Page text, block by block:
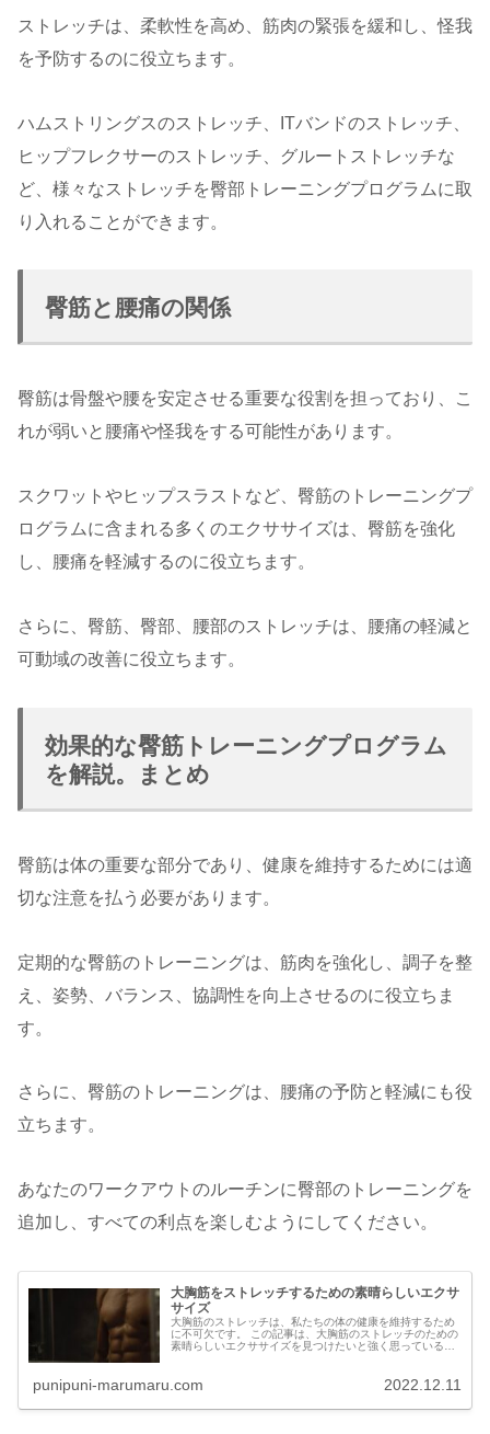
ストレッチは、柔軟性を高め、筋肉の緊張を緩和し、怪我
を予防するのに役立ちます。
ハムストリングスのストレッチ、ITバンドのストレッチ、
ヒップフレクサーのストレッチ、グルートストレッチな
ど、様々なストレッチを臀部トレーニングプログラムに取
り入れることができます。
臀筋と腰痛の関係
臀筋は骨盤や腰を安定させる重要な役割を担っており、こ
れが弱いと腰痛や怪我をする可能性があります。
スクワットやヒップスラストなど、臀筋のトレーニングプ
ログラムに含まれる多くのエクササイズは、臀筋を強化
し、腰痛を軽減するのに役立ちます。
さらに、臀筋、臀部、腰部のストレッチは、腰痛の軽減と
可動域の改善に役立ちます。
効果的な臀筋トレーニングプログラム
を解説。まとめ
臀筋は体の重要な部分であり、健康を維持するためには適
切な注意を払う必要があります。
定期的な臀筋のトレーニングは、筋肉を強化し、調子を整
え、姿勢、バランス、協調性を向上させるのに役立ちま
す。
さらに、臀筋のトレーニングは、腰痛の予防と軽減にも役
立ちます。
あなたのワークアウトのルーチンに臀部のトレーニングを
追加し、すべての利点を楽しむようにしてください。
大胸筋をストレッチするための素晴らしいエクサ
サイズ
大胸筋のストレッチは、私たちの体の健康を維持するため
に不可欠です。 この記事は、大胸筋のストレッチのための
素晴らしいエクササイズを見つけたいと強く思っている人
punipuni-marumaru.com 2022.12.11